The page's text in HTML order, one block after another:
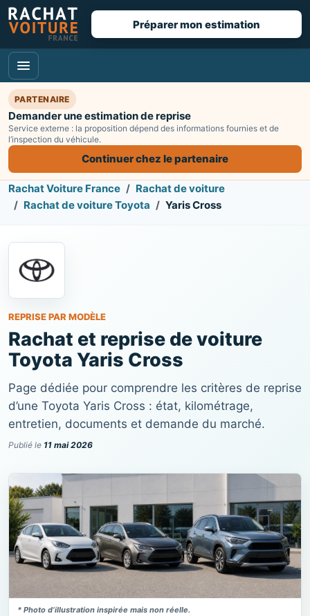
Préparer mon estimation
PARTENAIRE
Demander une estimation de reprise
Service externe : la proposition dépend des informations fournies et de
l’inspection du véhicule.
Continuer chez le partenaire
Rachat Voiture France
Rachat de voiture
Rachat de voiture Toyota
Yaris Cross
REPRISE PAR MODÈLE
Rachat et reprise de voiture
Toyota Yaris Cross
Page dédiée pour comprendre les critères de reprise
d’une Toyota Yaris Cross : état, kilométrage,
entretien, documents et demande du marché.
Publié le 11 mai 2026
* Photo d’illustration inspirée mais non réelle.